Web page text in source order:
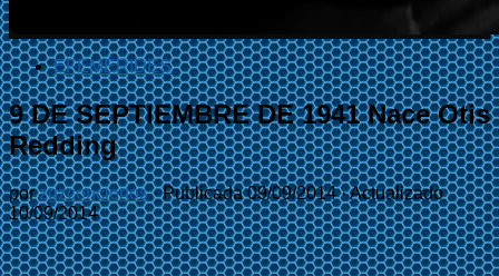
EFEMÉRIDES
9 DE SEPTIEMBRE DE 1941 Nace Otis
Redding
porzgzconciertos · Publicada09/09/2014· Actualizado
10/09/2014